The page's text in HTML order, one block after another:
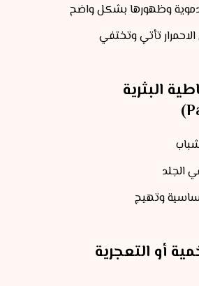
وظهورها بشكل واضح
تأتي وتختفي
البثرية
الجلد
وتهيج
أو التعجرية